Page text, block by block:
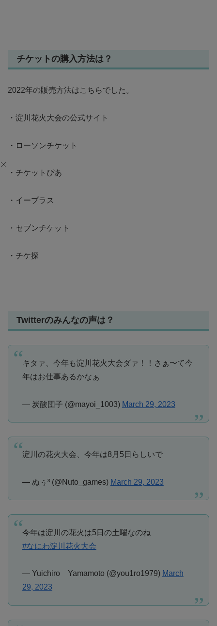
チケットの購入方法は？
2022年の販売方法はこちらでした。
・淀川花火大会の公式サイト
・ローソンチケット
・チケットぴあ
・イープラス
・セブンチケット
・チケ探
Twitterのみんなの声は？
キタァ、今年も淀川花火大会ダァ！！さぁ〜て今
年はお仕事あるかなぁ
— 炭酸団子 (@mayoi_1003) March 29, 2023
淀川の花火大会、今年は8月5日らしいで
— ぬぅ³ (@Nuto_games) March 29, 2023
今年は淀川の花火は5日の土曜なのね
#なにわ淀川花火大会
— Yuichiro Yamamoto (@you1ro1979) March
29, 2023